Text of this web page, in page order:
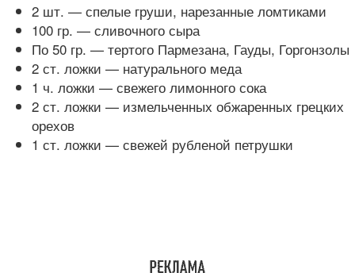
2 шт. — спелые груши, нарезанные ломтиками
100 гр. — сливочного сыра
По 50 гр. — тертого Пармезана, Гауды, Горгонзолы
2 ст. ложки — натурального меда
1 ч. ложки — свежего лимонного сока
2 ст. ложки — измельченных обжаренных грецких
орехов
1 ст. ложки — свежей рубленой петрушки